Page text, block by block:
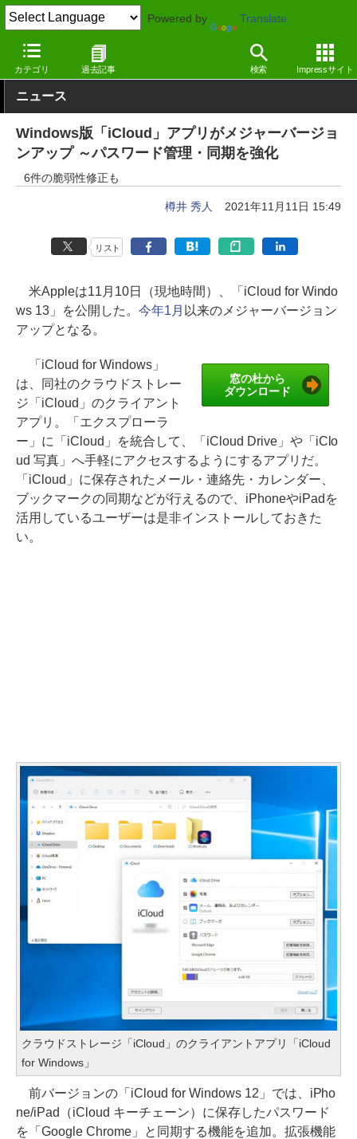
Powered by Translate
カテゴリ 過去記事 検索 Impressサイト
窓の杜 セキュリティ
ニュース
Windows版「iCloud」アプリがメジャーバージョ
ンアップ ～パスワード管理・同期を強化
6件の脆弱性修正も
樽井 秀人 2021年11月11日 15:49
リスト
米Appleは11月10日（現地時間）、「iCloud for Windo
ws 13」を公開した。 今年1月 以来のメジャーバージョン
アップとなる。
窓の杜から
ダウンロード
「iCloud for Windows」
は、同社のクラウドストレー
ジ「iCloud」のクライアント
アプリ。「エクスプローラ
ー」に「iCloud」を統合して、「iCloud Drive」や「iClo
ud 写真」へ手軽にアクセスするようにするアプリだ。
「iCloud」に保存されたメール・連絡先・カレンダー、
ブックマークの同期などが行えるので、iPhoneやiPadを
活用しているユーザーは是非インストールしておきた
い。
クラウドストレージ「iCloud」のクライアントアプリ「iCloud
for Windows」
前バージョンの「iCloud for Windows 12」では、iPho
ne/iPad（iCloud キーチェーン）に保存したパスワード
を「Google Chrome」と同期する機能を追加。拡張機能